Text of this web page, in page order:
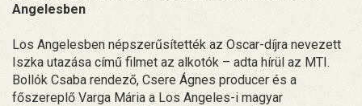
Angelesben
Los Angelesben népszerűsítették az Oscar-díjra nevezett
Iszka utazása című filmet az alkotók – adta hírül az MTI.
Bollók Csaba rendező, Csere Ágnes producer és a
főszereplő Varga Mária a Los Angeles-i magyar